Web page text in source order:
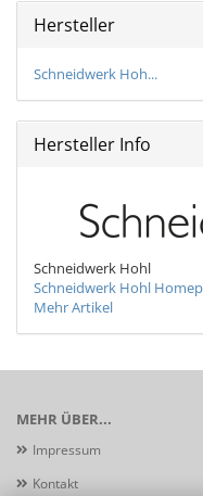
Hersteller
Schneidwerk Hoh...
Hersteller Info
Schneidwerk Hohl
Schneidwerk Hohl
Mehr Artikel
MEHR ÜBER...
Impressum
Kontakt